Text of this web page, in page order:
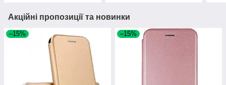
Акційні пропозиції та новинки
–15% –15%